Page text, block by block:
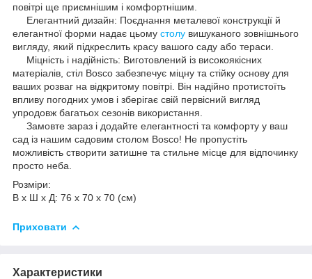
повітрі ще приємнішим і комфортнішим.
Елегантний дизайн: Поєднання металевої конструкції й
елегантної форми надає цьому столу вишуканого зовнішнього
вигляду, який підкреслить красу вашого саду або тераси.
Міцність і надійність: Виготовлений із високоякісних
матеріалів, стіл Bosco забезпечує міцну та стійку основу для
ваших розваг на відкритому повітрі. Він надійно протистоїть
впливу погодних умов і зберігає свій первісний вигляд
упродовж багатьох сезонів використання.
Замовте зараз і додайте елегантності та комфорту у ваш
сад із нашим садовим столом Bosco! Не пропустіть
можливість створити затишне та стильне місце для відпочинку
просто неба.
Розміри:
В х Ш х Д: 76 х 70 х 70 (см)
Приховати
Характеристики